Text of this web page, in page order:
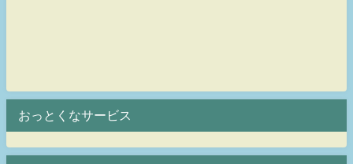
おっとくなサービス